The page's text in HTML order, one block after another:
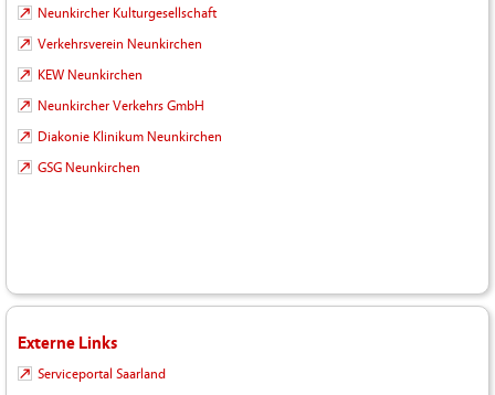
Neunkircher Kulturgesellschaft
Verkehrsverein Neunkirchen
KEW Neunkirchen
Neunkircher Verkehrs GmbH
Diakonie Klinikum Neunkirchen
GSG Neunkirchen
Externe Links
Serviceportal Saarland